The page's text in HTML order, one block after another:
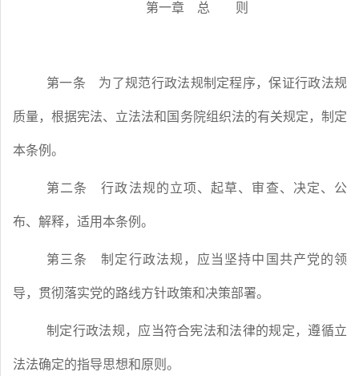
第一章 总 则
第一条 为了规范行政法规制定程序，保证行政法规
质量，根据宪法、立法法和国务院组织法的有关规定，制定
本条例。
第二条 行政法规的立项、起草、审查、决定、公
布、解释，适用本条例。
第三条 制定行政法规，应当坚持中国共产党的领
导，贯彻落实党的路线方针政策和决策部署。
制定行政法规，应当符合宪法和法律的规定，遵循立
法法确定的指导思想和原则。